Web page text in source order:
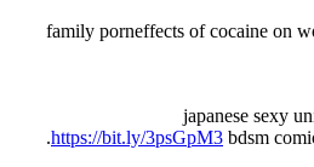
family porneffects of cocaine on
japanese sexy
https://bit.ly/3psGpM3 bdsm